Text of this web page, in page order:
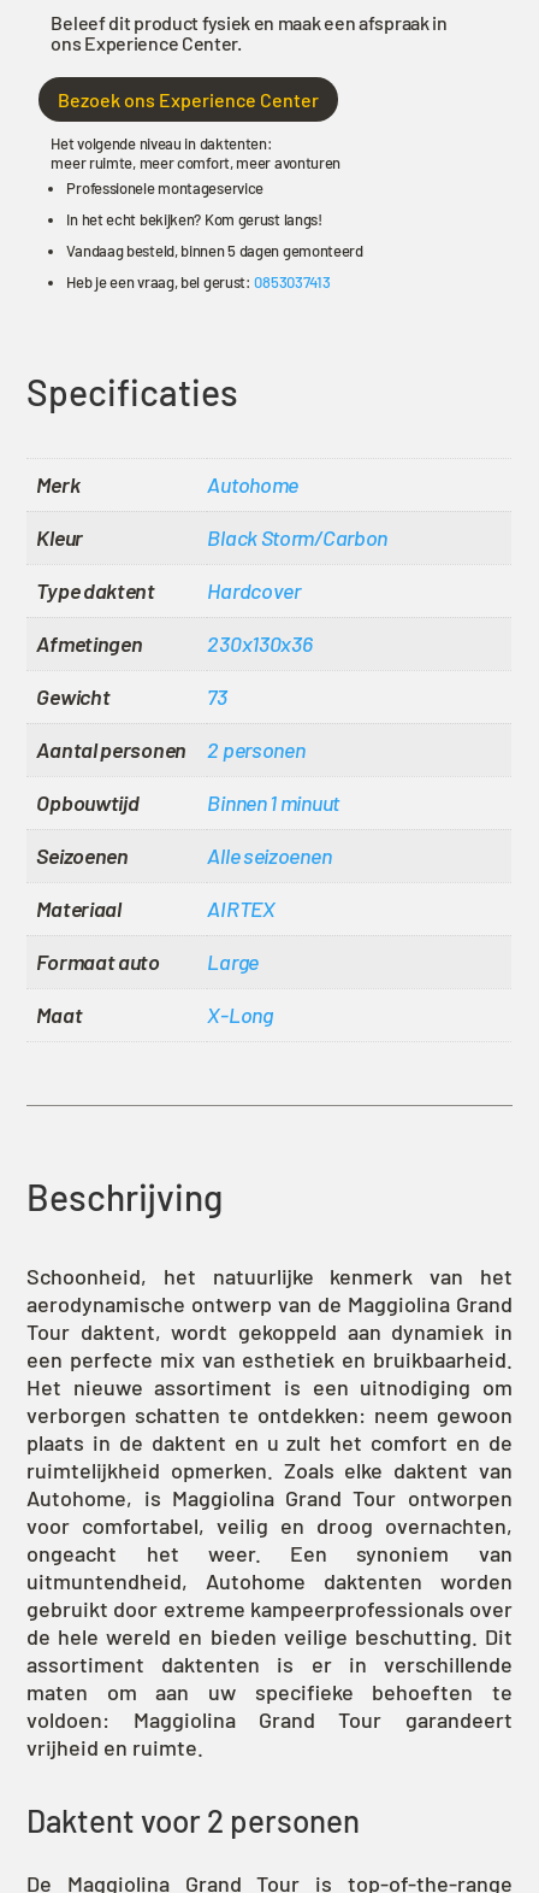
Beleef dit product fysiek en maak een afspraak in
ons Experience Center.
Bezoek ons Experience Center
Het volgende niveau in daktenten:
meer ruimte, meer comfort, meer avonturen
Professionele montageservice
In het echt bekijken? Kom gerust langs!
Vandaag besteld, binnen 5 dagen gemonteerd
Heb je een vraag, bel gerust:0853037413
Specificaties
Merk
Autohome
Kleur
Black Storm/Carbon
Type daktent
Hardcover
Afmetingen
230x130x36
Gewicht
73
Aantal personen
2 personen
Opbouwtijd
Binnen 1 minuut
Seizoenen
Alle seizoenen
Materiaal
AIRTEX
Formaat auto
Large
Maat
X-Long
Beschrijving
Schoonheid, het natuurlijke kenmerk van het
aerodynamische ontwerp van de Maggiolina Grand
Tour daktent, wordt gekoppeld aan dynamiek in
een perfecte mix van esthetiek en bruikbaarheid.
Het nieuwe assortiment is een uitnodiging om
verborgen schatten te ontdekken: neem gewoon
plaats in de daktent en u zult het comfort en de
ruimtelijkheid opmerken. Zoals elke daktent van
Autohome, is Maggiolina Grand Tour ontworpen
voor comfortabel, veilig en droog overnachten,
ongeacht het weer. Een synoniem van
uitmuntendheid, Autohome daktenten worden
gebruikt door extreme kampeerprofessionals over
de hele wereld en bieden veilige beschutting. Dit
assortiment daktenten is er in verschillende
maten om aan uw specifieke behoeften te
voldoen: Maggiolina Grand Tour garandeert
vrijheid en ruimte.
Daktent voor 2 personen
De Maggiolina Grand Tour is top-of-the-range